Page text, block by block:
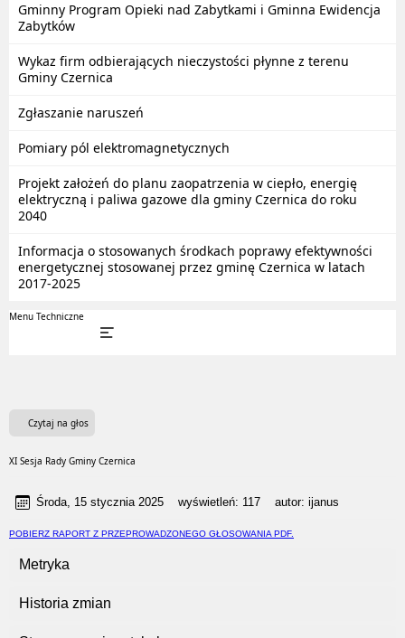
Gminny Program Opieki nad Zabytkami i Gminna Ewidencja
Zabytków
Wykaz firm odbierających nieczystości płynne z terenu
Gminy Czernica
Zgłaszanie naruszeń
Pomiary pól elektromagnetycznych
Projekt założeń do planu zaopatrzenia w ciepło, energię
elektryczną i paliwa gazowe dla gminy Czernica do roku
2040
Informacja o stosowanych środkach poprawy efektywności
energetycznej stosowanej przez gminę Czernica w latach
2017-2025
Menu Techniczne
Czytaj na głos
XI Sesja Rady Gminy Czernica
Środa, 15 stycznia 2025 wyświetleń: 117 autor: ijanus
POBIERZ RAPORT Z PRZEPROWADZONEGO GŁOSOWANIA PDF.
Metryka
Historia zmian